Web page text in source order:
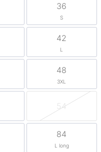
36
S
42
L
48
3XL
54
84
L long